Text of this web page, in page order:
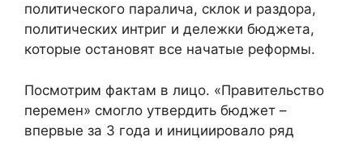
политического паралича, склок и раздора,
политических интриг и дележки бюджета,
которые остановят все начатые реформы.
Посмотрим фактам в лицо. «Правительство
перемен» смогло утвердить бюджет –
впервые за 3 года и инициировало ряд